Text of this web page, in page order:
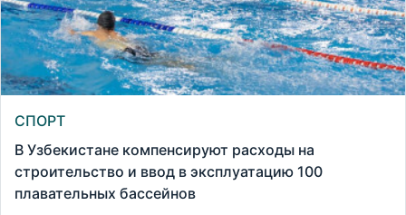
СПОРТ
В Узбекистане компенсируют расходы на
строительство и ввод в эксплуатацию 100
плавательных бассейнов